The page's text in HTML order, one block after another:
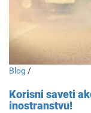
Blog /
Korisni saveti
inostranstvu!